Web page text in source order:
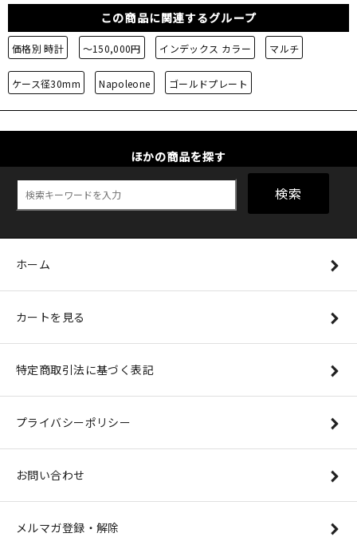
この商品に関連するグループ
価格別 時計 ～150,000円 インデックス カラー マルチ
ケース径30mm Napoleone ゴールドプレート
ほかの商品を探す
検索
ホーム
カートを見る
特定商取引法に基づく表記
プライバシーポリシー
お問い合わせ
メルマガ登録・解除